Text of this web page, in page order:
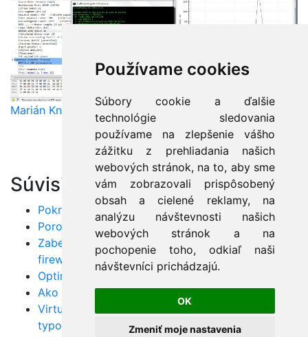
Používame cookies
Súbory cookie a ďalšie
technológie sledovania
používame na zlepšenie vášho
zážitku z prehliadania našich
webových stránok, na to, aby sme
vám zobrazovali prispôsobený
obsah a cielené reklamy, na
analýzu návštevnosti našich
webových stránok a na
pochopenie toho, odkiaľ naši
návštevníci prichádzajú.
OK
Zmeniť moje nastavenia
Marián Knězek
Súvisiace články:
Pokročilé techniky analýzy sieťovej komunikácie
Porovnanie medených a optických sietí v praxi
Zabezpečenie siete pomocou aplikačných
firewallov
Optimalizácia siete cez QoS parametre
Ako zlepšiť spoľahlivosť a MTU vašej siete
Virtuálne VLANy: Maximálne využitie špeciálnych
typov